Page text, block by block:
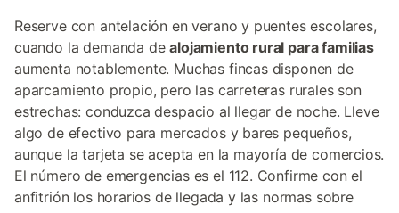
Reserve con antelación en verano y puentes escolares,
cuando la demanda dealojamiento rural para familias
aumenta notablemente. Muchas fincas disponen de
aparcamiento propio, pero las carreteras rurales son
estrechas: conduzca despacio al llegar de noche. Lleve
algo de efectivo para mercados y bares pequeños,
aunque la tarjeta se acepta en la mayoría de comercios.
El número de emergencias es el 112. Confirme con el
anfitrión los horarios de llegada y las normas sobre